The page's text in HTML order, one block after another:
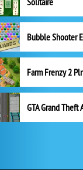
GTA Grand Theft